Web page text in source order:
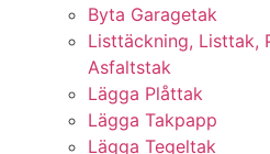
Byta Garagetak
Listtäckning, Listtak,
Asfaltstak
Lägga Plåttak
Lägga Takpapp
Lägga Tegeltak